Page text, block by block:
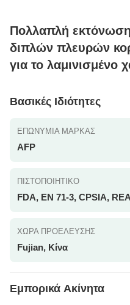
Πολλαπλή
διπλών πλευρών
για το λαμινισμένο
Βασικές Ιδιότητες
ΕΠΩΝΥΜΊΑ ΜΆΡΚΑΣ
AFP
ΠΙΣΤΟΠΟΙΗΤΙΚΌ
FDA, EN 71-3, CPSIA,
ΧΏΡΑ ΠΡΟΈΛΕΥΣΗΣ
Fujian, Κίνα
Εμπορικά Ακίνητα